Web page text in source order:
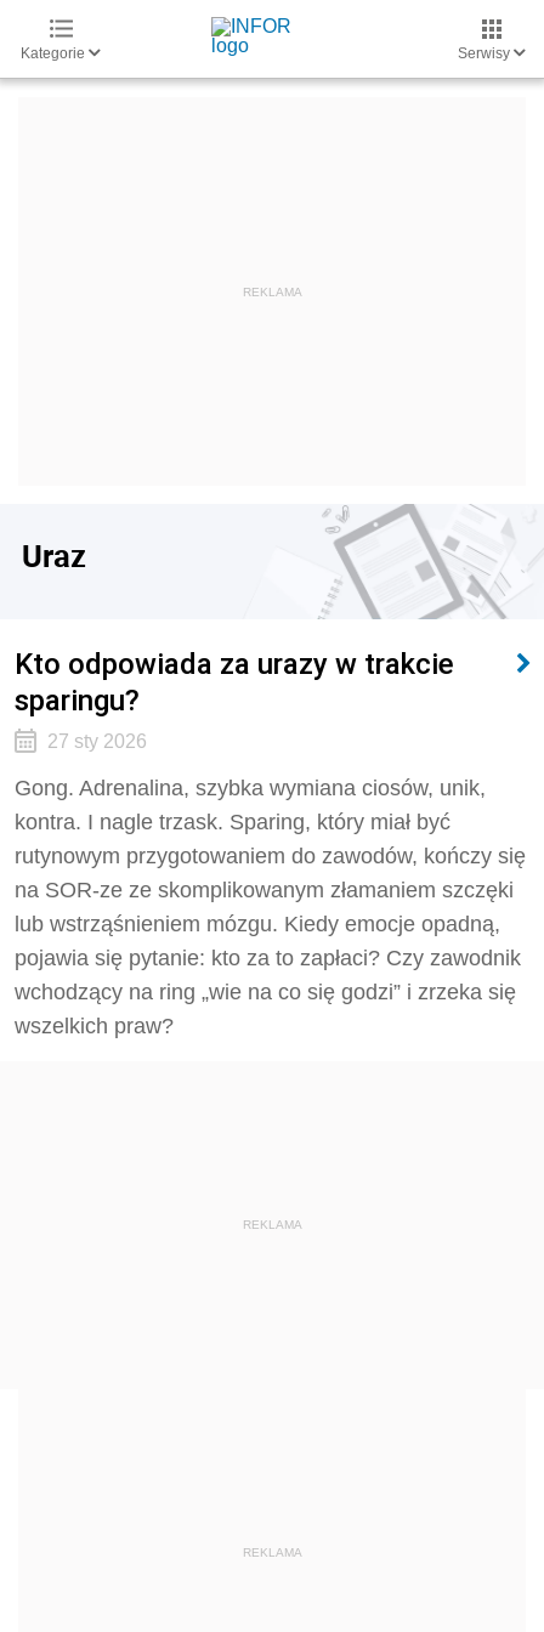
Kategorie Serwisy
Uraz
Kto odpowiada za urazy w trakcie
sparingu?
27 sty 2026
Gong. Adrenalina, szybka wymiana ciosów, unik,
kontra. I nagle trzask. Sparing, który miał być
rutynowym przygotowaniem do zawodów, kończy się
na SOR-ze ze skomplikowanym złamaniem szczęki
lub wstrząśnieniem mózgu. Kiedy emocje opadną,
pojawia się pytanie: kto za to zapłaci? Czy zawodnik
wchodzący na ring „wie na co się godzi” i zrzeka się
wszelkich praw?
REKLAMA
REKLAMA